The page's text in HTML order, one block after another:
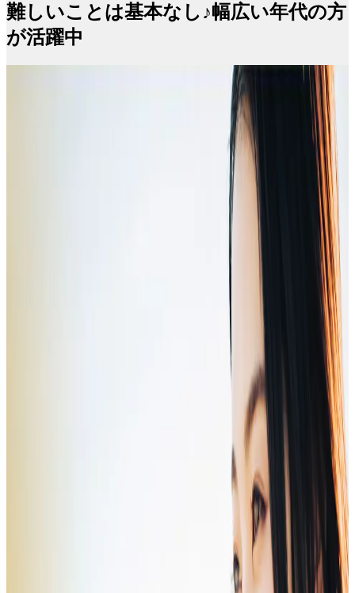
難しいことは基本なし♪幅広い年代の方
が活躍中